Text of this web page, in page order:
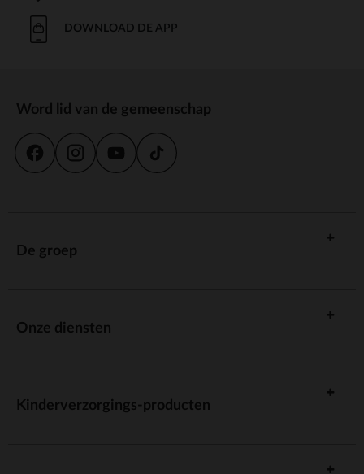
DOWNLOAD DE APP
Word lid van de gemeenschap
De groep
Onze diensten
Kinderverzorgings-producten